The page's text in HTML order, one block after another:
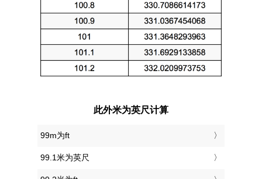
此外米为英尺计算
99m为ft
99.1米为英尺